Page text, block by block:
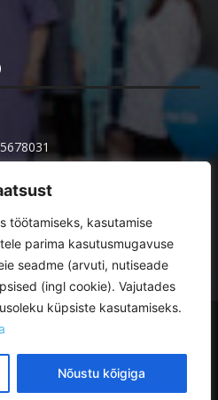
töötamiseks, kasutamise
parima kasutusmugavuse
seadme (arvuti, nutiseade
(ingl cookie). Vajutades
küpsiste kasutamiseks.
Nõustu kõigiga
ja veebis
kasutustingimused
E–R kl 8.30–16.30 Posti 30, Haapsalu